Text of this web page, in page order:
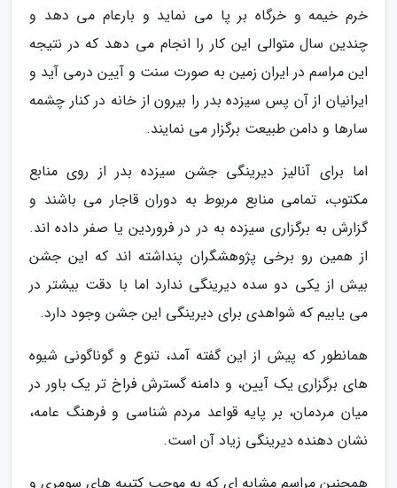
خرم خیمه و خرگاه بر پا می نماید و بارعام می دهد و
چندین سال متوالی این کار را انجام می دهد که در نتیجه
این مراسم در ایران زمین به صورت سنت و آیین درمی آید و
ایرانیان از آن پس سیزده بدر را بیرون از خانه در کنار چشمه
سارها و دامن طبیعت برگزار می نمایند.
اما برای آنالیز دیرینگی جشن سیزده بدر از روی منابع
مکتوب، تمامی منابع مربوط به دوران قاجار می باشند و
گزارش به برگزاری سیزده به در در فروردین یا صفر داده اند.
از همین رو برخی پژوهشگران پنداشته اند که این جشن
بیش از یکی دو سده دیرینگی ندارد اما با دقت بیشتر در
می یابیم که شواهدی برای دیرینگی این جشن وجود دارد.
همانطور که پیش از این گفته آمد، تنوع و گوناگونی شیوه
های برگزاری یک آیین، و دامنه گسترش فراخ تر یک باور در
میان مردمان، بر پایه قواعد مردم شناسی و فرهنگ عامه،
نشان دهنده دیرینگی زیاد آن است.
همچنین مراسم مشابه ای که به موجب کتیبه های سومری و